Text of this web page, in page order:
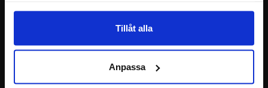
Tillåt alla
Anpassa
Nyhetsbrev
Jag önskar erbjudanden, rabatter och produktnyheter direkt till min
Du kommer att få ca 1 utskick / månad. Avbryt enkelt när du vill.